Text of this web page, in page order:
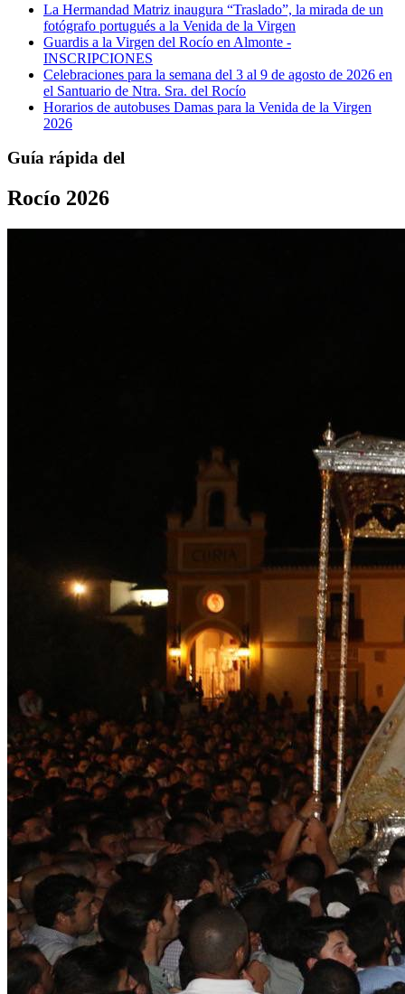
La Hermandad Matriz inaugura “Traslado”, la mirada de un
fotógrafo portugués a la Venida de la Virgen
Guardis a la Virgen del Rocío en Almonte -
INSCRIPCIONES
Celebraciones para la semana del 3 al 9 de agosto de 2026 en
el Santuario de Ntra. Sra. del Rocío
Horarios de autobuses Damas para la Venida de la Virgen
2026
Guía rápida del
Rocío 2026